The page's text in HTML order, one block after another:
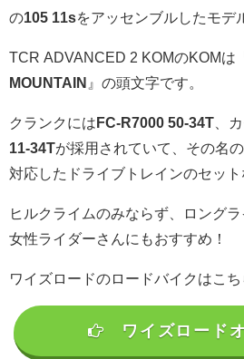
の105 11sをアッセンブルしたモデ
TCR ADVANCED 2 KOMのKOMは
MOUNTAIN 』の頭文字です。
クランクには FC-R7000 50-34T 、
11-34Tが採用されていて、その名
対応したドライブトレインのセット
ヒルクライムのみならず、ロング
女性ライダーさんにもおすすめ！
ワイズロードのロードバイクはこち
ワイズロード